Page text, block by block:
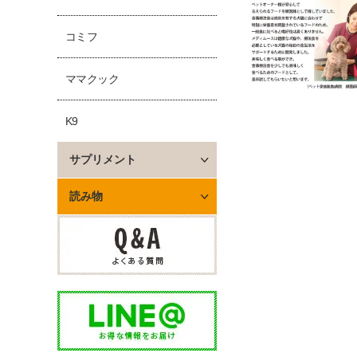
コミフ
ママクック
K9
サプリメント
読み物